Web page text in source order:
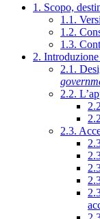
1. Scopo,
1.1.
1.2.
1.3.
2.
2.1.
2.2.
2.3.